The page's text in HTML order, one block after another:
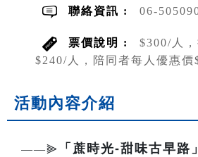
聯絡資訊 : 06-
票價說明 :
$300/人
$240/人，陪同者每人優惠價
活動內容介紹
——⫸ 「蔗時光-甜味古早路